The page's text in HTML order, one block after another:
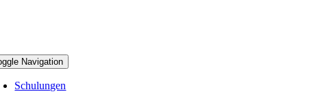
Navigation
Schulungen